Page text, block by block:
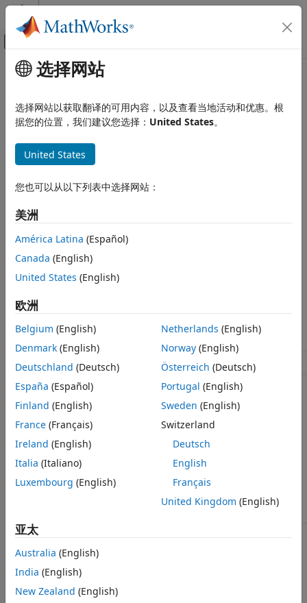
跳到内容
画布外导航菜单切换
文档主页
外部语言接口
将 C++ 与 MATLAB 结合使用
从 C++ 调用 MATLAB
本页内容
描述
参数
返回值
异常
不支持的启动选项
版本历史记录
另请参阅
主要内容
本页翻译不是最新的。点击此处可查看最新英文版本。
matlab::engine::startMATLAB
同步启动 MATLAB
描述
std::unique_ptr<MATLABEngine> startMATLAB(const
std::vector<String>& options = std::vector<String>())
使用可选的 MATLAB
命名空
间：
matlab::engine
包括： MatlabEngine.hpp
参数
const
std::vector<String>&
options
用于启动 MATLAB 的选项。您可以
指定多个启动选项。该引擎支持所有
MATLAB 启动选项，但
中列出的选项除外。有关选项列
表，请参阅特定于平台的命令
(Windows)、matlab (macOS)
matlab (Linux)。
返回值
std::unique_ptr<MATLABEngine>
选择网站
选择网站以获取翻译的可用内容，以及查看当地活动和优惠。根
据您的位置，我们建议您选择： United States。
United States
您也可以从以下列表中选择网站：
美洲
América Latina (Español)
Canada (English)
United States (English)
欧洲
Belgium (English)
Denmark (English)
Deutschland (Deutsch)
España (Español)
Finland (English)
France (Français)
Ireland (English)
Italia (Italiano)
Luxembourg (English)
Netherlands (English)
Norway(English)
Österreich (Deutsch)
Portugal (English)
Sweden (English)
Switzerland
Deutsch
English
Français
United Kingdom (English)
亚太
Australia (English)
India (English)
New Zealand (English)